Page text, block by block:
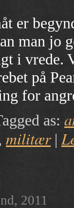
er
man jo
i vrede.
på
for
as:
militær |
2011